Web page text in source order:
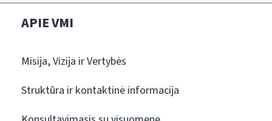
APIE VMI
Misija, Vizija ir Vertybės
Struktūra ir kontaktinė informacija